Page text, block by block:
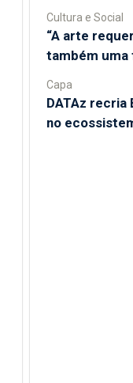
Cultura e Social
“A arte
também uma
Capa
DATAz
no